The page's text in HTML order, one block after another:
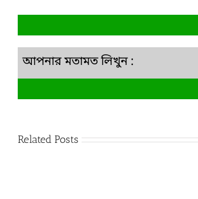
আপনার মতামত লিখুন :
Related Posts